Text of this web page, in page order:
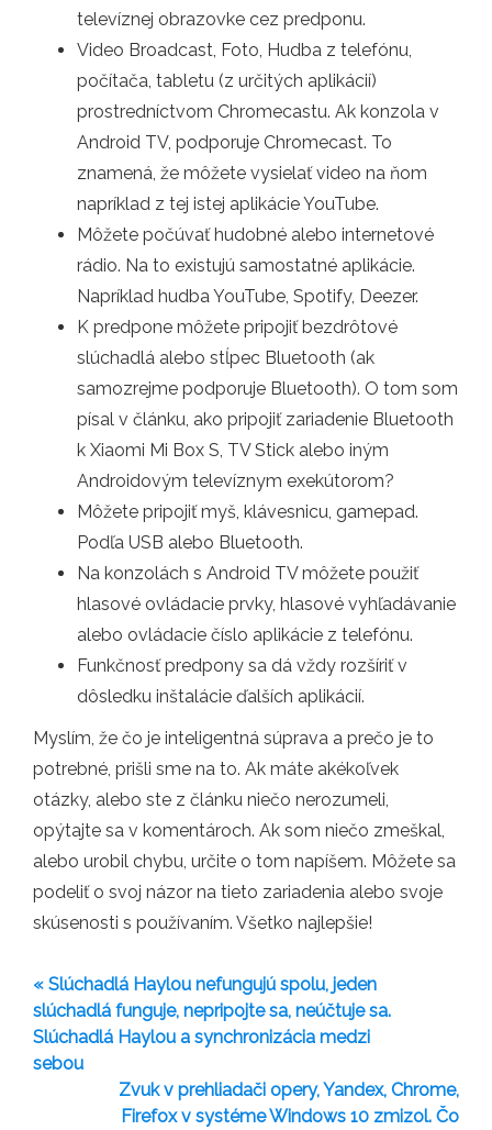
televíznej obrazovke cez predponu.
Video Broadcast, Foto, Hudba z telefónu,
počítača, tabletu (z určitých aplikácií)
prostredníctvom Chromecastu. Ak konzola v
Android TV, podporuje Chromecast. To
znamená, že môžete vysielať video na ňom
napríklad z tej istej aplikácie YouTube.
Môžete počúvať hudobné alebo internetové
rádio. Na to existujú samostatné aplikácie.
Napríklad hudba YouTube, Spotify, Deezer.
K predpone môžete pripojiť bezdrôtové
slúchadlá alebo stĺpec Bluetooth (ak
samozrejme podporuje Bluetooth). O tom som
písal v článku, ako pripojiť zariadenie Bluetooth
k Xiaomi Mi Box S, TV Stick alebo iným
Androidovým televíznym exekútorom?
Môžete pripojiť myš, klávesnicu, gamepad.
Podľa USB alebo Bluetooth.
Na konzolách s Android TV môžete použiť
hlasové ovládacie prvky, hlasové vyhľadávanie
alebo ovládacie číslo aplikácie z telefónu.
Funkčnosť predpony sa dá vždy rozšíriť v
dôsledku inštalácie ďalších aplikácií.
Myslím, že čo je inteligentná súprava a prečo je to
potrebné, prišli sme na to. Ak máte akékoľvek
otázky, alebo ste z článku niečo nerozumeli,
opýtajte sa v komentároch. Ak som niečo zmeškal,
alebo urobil chybu, určite o tom napíšem. Môžete sa
podeliť o svoj názor na tieto zariadenia alebo svoje
skúsenosti s používaním. Všetko najlepšie!
« Slúchadlá Haylou nefungujú spolu, jeden
slúchadlá funguje, nepripojte sa, neúčtuje sa.
Slúchadlá Haylou a synchronizácia medzi
sebou
Zvuk v prehliadači opery, Yandex, Chrome,
Firefox v systéme Windows 10 zmizol. Čo